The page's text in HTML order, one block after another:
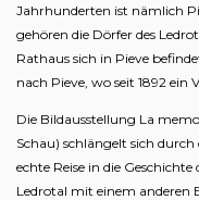
Jahrhunderten ist nämlich
gehören die Dörfer des
Rathaus sich in Pieve
nach Pieve, wo seit 1892 ein
Die Bildausstellung La
Schau) schlängelt sich durch
echte Reise in die
Ledrotal mit einem anderen